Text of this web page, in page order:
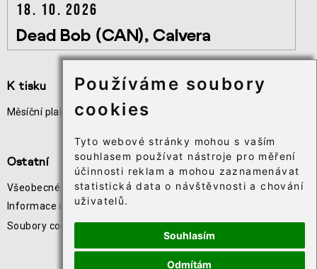
Používáme soubory
cookies
Tyto webové stránky mohou s vaším
souhlasem používat nástroje pro měření
účinnosti reklam a mohou zaznamenávat
statistická data o návštěvnosti a chování
uživatelů.
Souhlasím
Odmítám
18. 10. 2026
Dead Bob (CAN), Calvera
K tisku
Měsíční plakát akcí
Užitečné odkazy
Ostatní
Všeobecné obchodní podmínky
Informace o zpracování osobních údajů
Soubory cookie⸱